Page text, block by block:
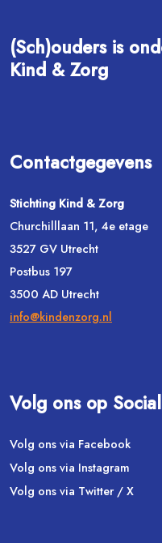
(Sch)ouders is
Kind & Zorg
Contactgegevens
Stichting Kind & Zorg
Churchilllaan 11, 4e etage
3527 GV Utrecht
Postbus 197
3500 AD Utrecht
info@kindenzorg.nl
Volg ons op
Volg ons via Facebook
Volg ons via Instagram
Volg ons via Twitter / X